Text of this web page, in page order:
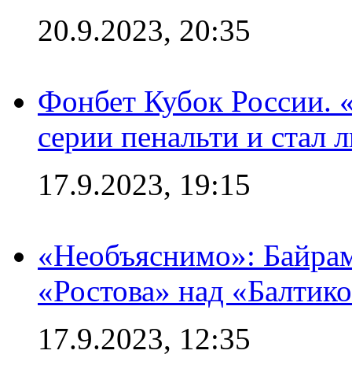
20.9.2023, 20:35
Фонбет Кубок России.
серии пенальти и стал
17.9.2023, 19:15
«Необъяснимо»:
«Ростова» над
17.9.2023, 12:35